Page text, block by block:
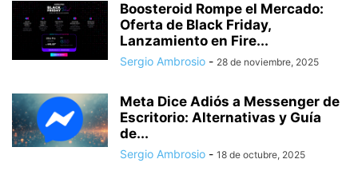
Boosteroid Rompe el Mercado:
Oferta de Black Friday,
Lanzamiento en Fire...
Sergio Ambrosio - 28 de noviembre, 2025
Meta Dice Adiós a Messenger de
Escritorio: Alternativas y Guía
de...
Sergio Ambrosio - 18 de octubre, 2025